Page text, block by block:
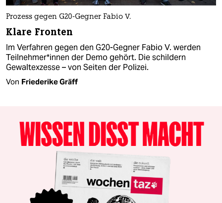
Prozess gegen G20-Gegner Fabio V.
Klare Fronten
Im Verfahren gegen den G20-Gegner Fabio V. werden
Teilnehmer*innen der Demo gehört. Die schildern
Gewaltexzesse – von Seiten der Polizei.
Von Friederike Gräff